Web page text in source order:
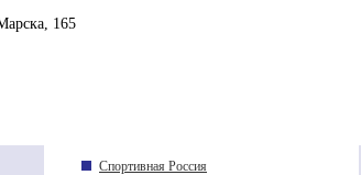
165
Спортивная Россия